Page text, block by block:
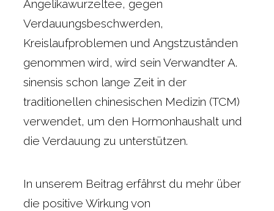
Angelikawurzeltee, gegen
Verdauungsbeschwerden,
Kreislaufproblemen und Angstzuständen
genommen wird, wird sein Verwandter A.
sinensis schon lange Zeit in der
traditionellen chinesischen Medizin (TCM)
verwendet, um den Hormonhaushalt und
die Verdauung zu unterstützen.
In unserem Beitrag erfährst du mehr über
die positive Wirkung von